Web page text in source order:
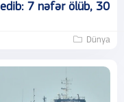
7 nəfər ölüb, 30
Dünya